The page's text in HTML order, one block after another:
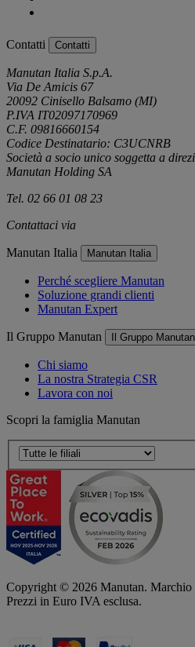
Contatti Contatti
Manutan Italia S.p.A.
Via De Amicis 67
20092 Cinisello Balsamo (MI)
P.IVA IT02097170969
C.F. 09816660154
Codice Destinatario: C3UCNRB
Società a socio unico soggetta a
Manutan Holding SA
Tel. 02 66 01 08 23
Contattaci via
Manutan Italia Manutan Italia
Perché scegliere Manutan
Soluzione grandi clienti
Manutan Expert
Il Gruppo Manutan Il Gruppo Manutan
Chi siamo
La nostra Strategia CSR
Lavora con noi
Scopri la famiglia Manutan
Copyright © 2026 Manutan. Marchio
Prezzi in Euro IVA esclusa.